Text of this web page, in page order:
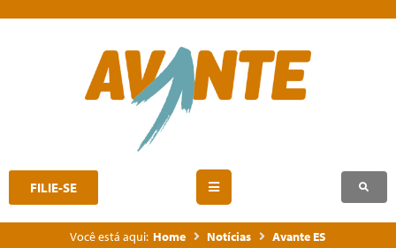
FILIE-SE
Você está aqui: Home Notícias Avante ES